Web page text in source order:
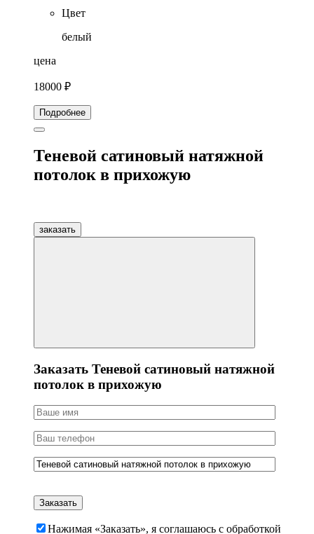
Цвет
белый
цена
18000 ₽
Подробнее
Теневой сатиновый натяжной
потолок в прихожую
заказать
Заказать Теневой сатиновый натяжной
потолок в прихожую
Нажимая «Заказать», я соглашаюсь c обработкой